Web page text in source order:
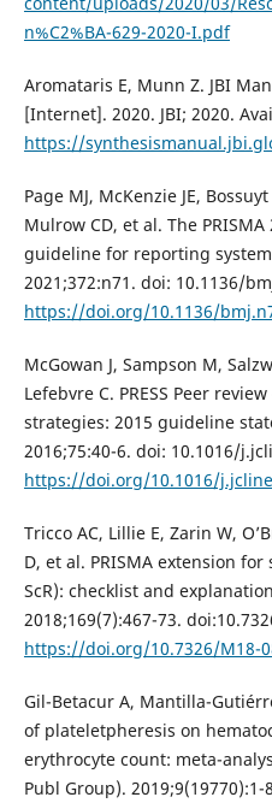
n%C2%BA-629-2020-I.pdf
Aromataris E, Munn Z. JBI
[Internet]. 2020. JBI; 2020.
https://
Page MJ, McKenzie JE,
Mulrow CD, et al. The
guideline for reporting
2021;372:n71. doi: 10.1136/
https://doi.org/10.1136/
McGowan J, Sampson M,
Lefebvre C. PRESS Peer
strategies: 2015 guideline
2016;75:40-6. doi: 10.1016/
https://doi.org/10.1016/
Tricco AC, Lillie E, Zarin W,
D, et al. PRISMA extension for
ScR): checklist and
2018;169(7):467-73.
https://doi.org/10.7326/M18-
Gil-Betacur A, Mantilla-
of plateletpheresis on
erythrocyte count: meta-
Publ Group).